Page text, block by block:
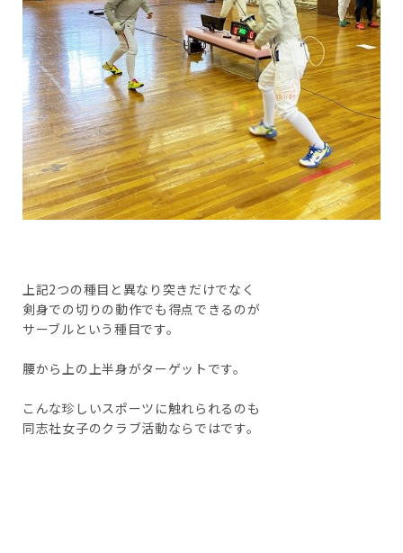
上記2つの種目と異なり突きだけでなく
剣身での切りの動作でも得点できるのが
サーブルという種目です。
腰から上の上半身がターゲットです。
こんな珍しいスポーツに触れられるのも
同志社女子のクラブ活動ならではです。